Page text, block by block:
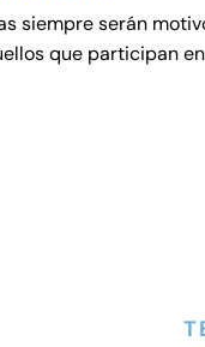
siempre serán
que participan en